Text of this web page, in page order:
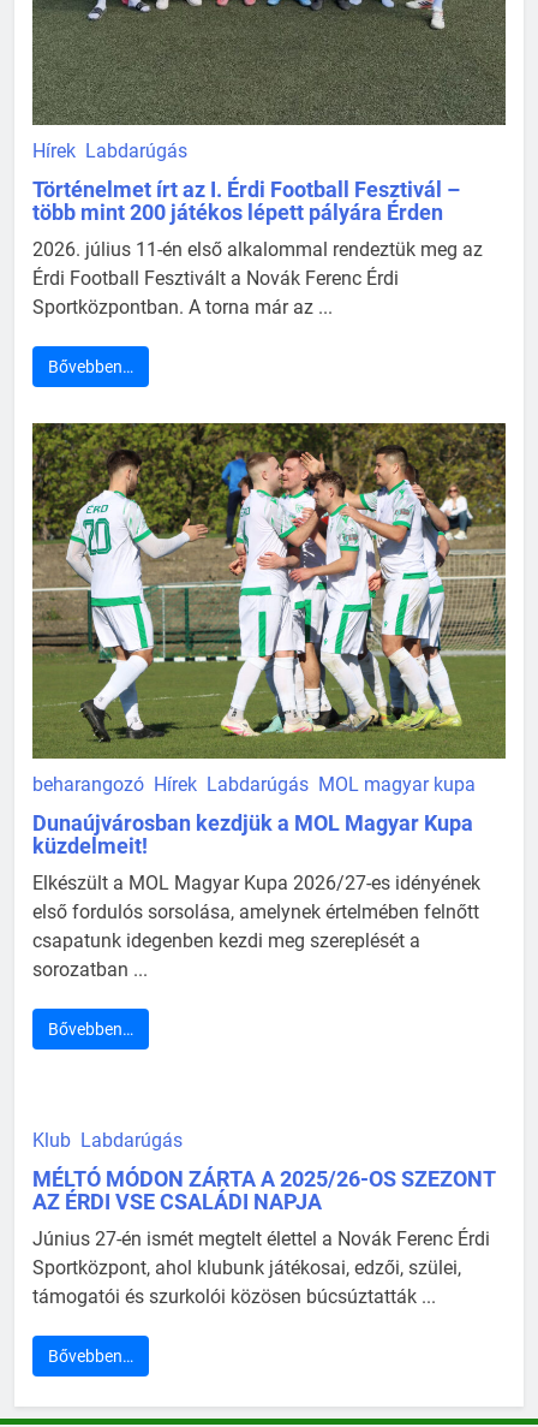
Hírek Labdarúgás
Történelmet írt az I. Érdi Football Fesztivál –
több mint 200 játékos lépett pályára Érden
2026. július 11-én első alkalommal rendeztük meg az
Érdi Football Fesztivált a Novák Ferenc Érdi
Sportközpontban. A torna már az ...
Bővebben…
beharangozó Hírek Labdarúgás MOL magyar kupa
Dunaújvárosban kezdjük a MOL Magyar Kupa
küzdelmeit!
Elkészült a MOL Magyar Kupa 2026/27-es idényének
első fordulós sorsolása, amelynek értelmében felnőtt
csapatunk idegenben kezdi meg szereplését a
sorozatban ...
Bővebben…
Klub Labdarúgás
MÉLTÓ MÓDON ZÁRTA A 2025/26-OS SZEZONT
AZ ÉRDI VSE CSALÁDI NAPJA
Június 27-én ismét megtelt élettel a Novák Ferenc Érdi
Sportközpont, ahol klubunk játékosai, edzői, szülei,
támogatói és szurkolói közösen búcsúztatták ...
Bővebben…